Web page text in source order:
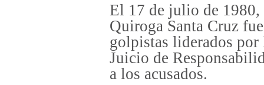
El 17 de julio de 1980,
Quiroga Santa Cruz
golpistas liderados
Juicio de
a los acusados.